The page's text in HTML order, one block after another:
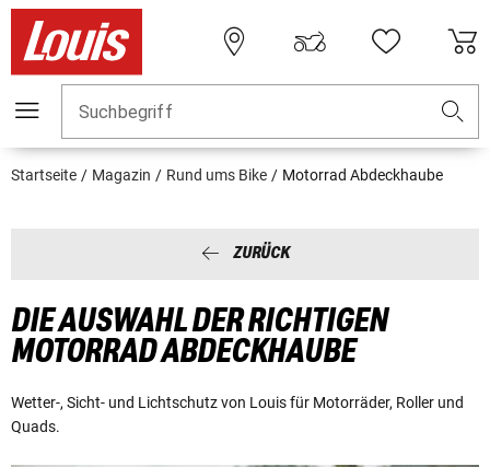
Suchbegriff
Startseite Magazin Rund ums Bike Motorrad Abdeckhaube
ZURÜCK
DIE AUSWAHL DER RICHTIGEN
MOTORRAD ABDECKHAUBE
Wetter-, Sicht- und Lichtschutz von Louis für Motorräder, Roller und
Quads.